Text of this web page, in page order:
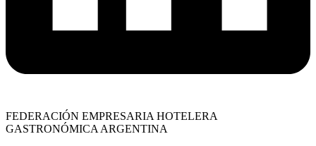
FEDERACIÓN EMPRESARIA HOTELERA
GASTRONÓMICA ARGENTINA